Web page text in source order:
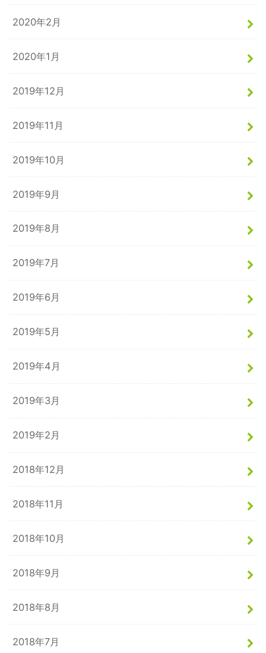
2020年2月
2020年1月
2019年12月
2019年11月
2019年10月
2019年9月
2019年8月
2019年7月
2019年6月
2019年5月
2019年4月
2019年3月
2019年2月
2018年12月
2018年11月
2018年10月
2018年9月
2018年8月
2018年7月